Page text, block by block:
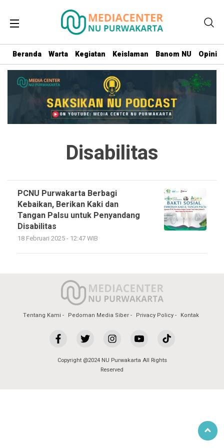
Beranda Warta Kegiatan Keislaman Banom NU Opini
Disabilitas
PCNU Purwakarta Berbagi
Kebaikan, Berikan Kaki dan
Tangan Palsu untuk Penyandang
Disabilitas
18 Februari 2025 - 12:47 WIB
Tentang Kami Pedoman Media Siber Privacy Policy Kontak
Copyright @2024 NU Purwakarta All Rights
Reserved